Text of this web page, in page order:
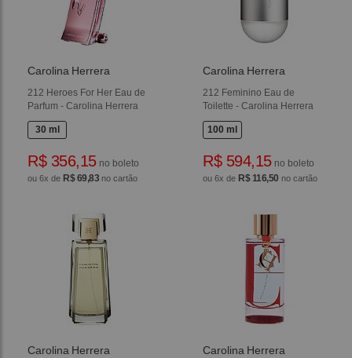
Carolina Herrera
212 Heroes For Her Eau de
Parfum - Carolina Herrera
30 ml
R$ 356,15no boleto
ou 6x de R$ 69,83 no cartão
Carolina Herrera
212 Feminino Eau de
Toilette - Carolina Herrera
100 ml
R$ 594,15no boleto
ou 6x de R$ 116,50 no cartão
Carolina Herrera Carolina Herrera